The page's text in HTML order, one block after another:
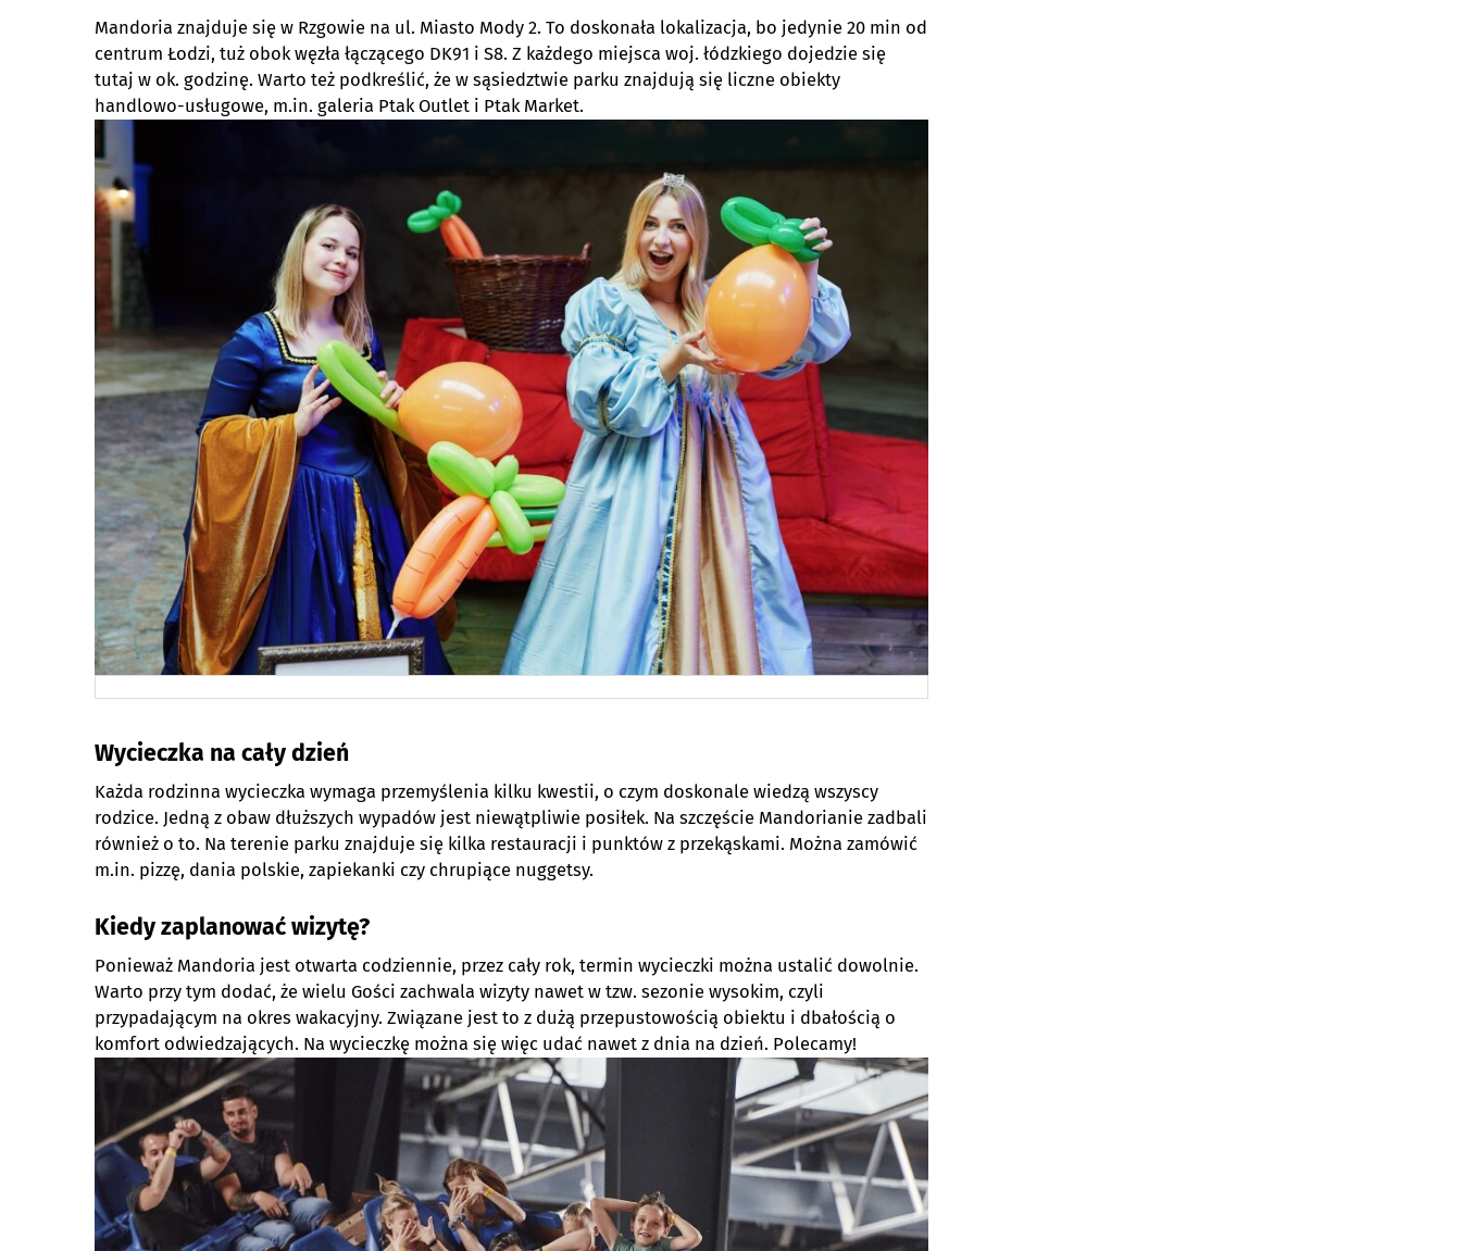
Mandoria znajduje się w Rzgowie na ul. Miasto Mody 2. To doskonała lokalizacja, bo jedynie 20 min od
centrum Łodzi, tuż obok węzła łączącego DK91 i S8. Z każdego miejsca woj. łódzkiego dojedzie się
tutaj w ok. godzinę. Warto też podkreślić, że w sąsiedztwie parku znajdują się liczne obiekty
handlowo-usługowe, m.in. galeria Ptak Outlet i Ptak Market.
Wycieczka na cały dzień
Każda rodzinna wycieczka wymaga przemyślenia kilku kwestii, o czym doskonale wiedzą wszyscy
rodzice. Jedną z obaw dłuższych wypadów jest niewątpliwie posiłek. Na szczęście Mandorianie zadbali
również o to. Na terenie parku znajduje się kilka restauracji i punktów z przekąskami. Można zamówić
m.in. pizzę, dania polskie, zapiekanki czy chrupiące nuggetsy.
Kiedy zaplanować wizytę?
Ponieważ Mandoria jest otwarta codziennie, przez cały rok, termin wycieczki można ustalić dowolnie.
Warto przy tym dodać, że wielu Gości zachwala wizyty nawet w tzw. sezonie wysokim, czyli
przypadającym na okres wakacyjny. Związane jest to z dużą przepustowością obiektu i dbałością o
komfort odwiedzających. Na wycieczkę można się więc udać nawet z dnia na dzień. Polecamy!